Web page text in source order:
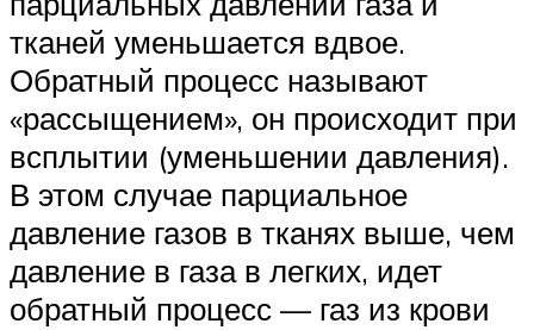
тканей уменьшается вдвое.
Обратный процесс называют
«рассыщением», он происходит при
всплытии (уменьшении давления).
В этом случае парциальное
давление газов в тканях выше, чем
давление в газа в легких, идет
обратный процесс — газ из крови